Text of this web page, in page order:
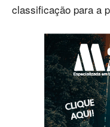
classificação para a